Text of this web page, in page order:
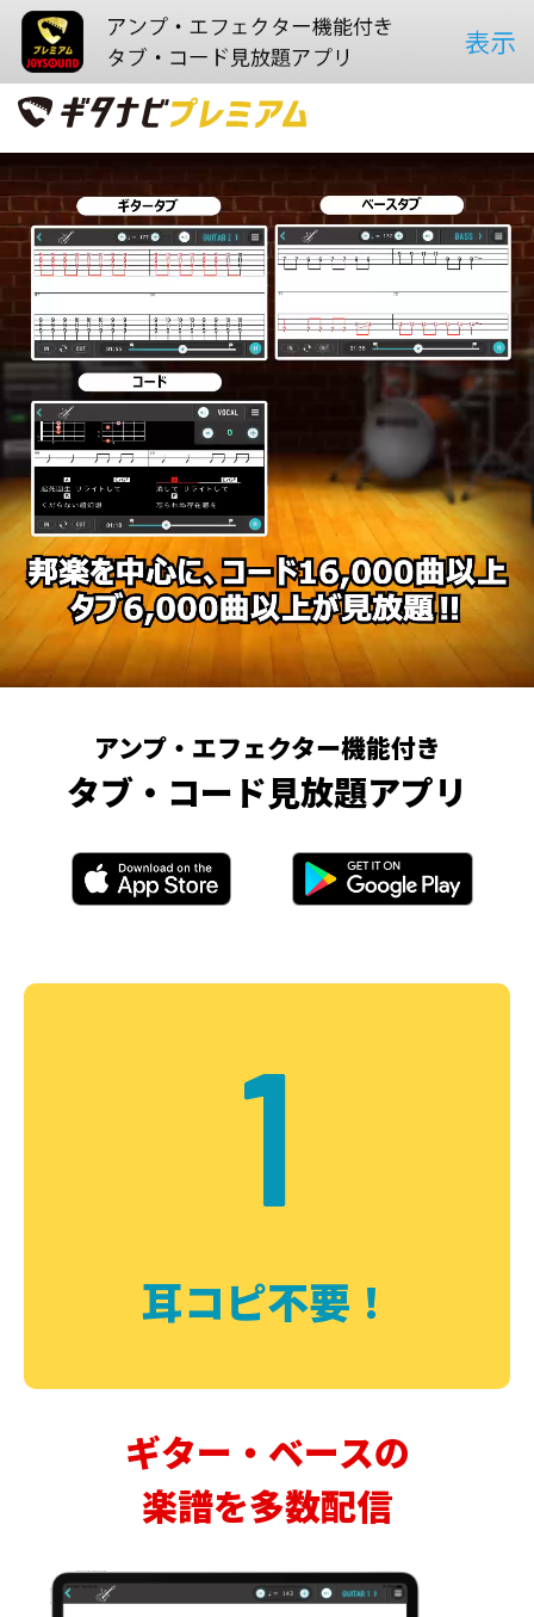
アンプ・エフェクター機能付き
タブ・コード見放題アプリ
1
耳コピ不要！
ギター・ベースの
楽譜を多数配信